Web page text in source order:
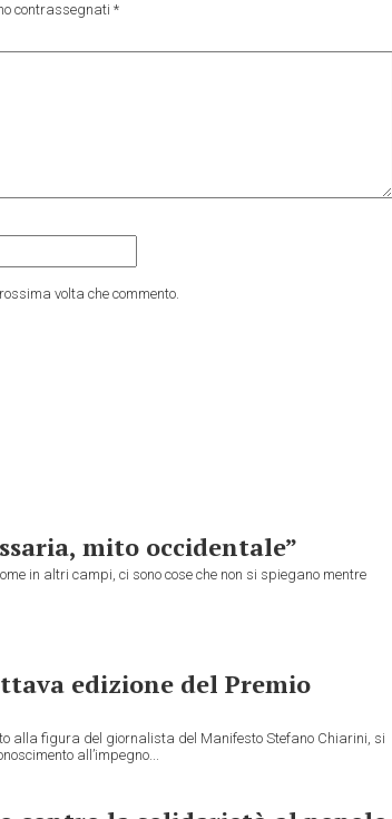
contrassegnati *
volta che commento.
mito occidentale”
in altri campi, ci sono cose che non si spiegano mentre
edizione del Premio
alla figura del giornalista del Manifesto Stefano Chiarini, si
all’impegno...